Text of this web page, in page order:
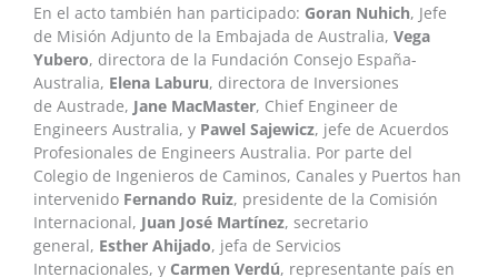
En el acto también han participado: Goran Nuhich, Jefe
de Misión Adjunto de la Embajada de Australia, Vega
Yubero, directora de la Fundación Consejo España-
Australia, Elena Laburu, directora de Inversiones
de Austrade, Jane MacMaster, Chief Engineer de
Engineers Australia, y Pawel Sajewicz, jefe de Acuerdos
Profesionales de Engineers Australia. Por parte del
Colegio de Ingenieros de Caminos, Canales y Puertos han
intervenido Fernando Ruiz, presidente de la Comisión
Internacional, Juan José Martínez, secretario
general, Esther Ahijado, jefa de Servicios
Internacionales, y Carmen Verdú, representante país en